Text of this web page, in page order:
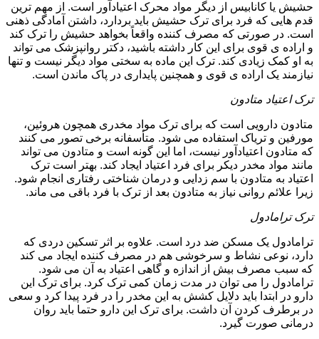
حشیش یا کانابیس از دیگر مواد محرک اعتیادآور است. از مهم ترین
قدم هایی که فرد برای ترک حشیش باید بردارد، داشتن آمادگی ذهنی
است. در صورتی که مصرف کننده واقعاً بخواهد حشیش را ترک کند
و اراده ی قوی برای این کار داشته باشید، دکتر روانپزشک می تواند
به او کمک زیادی کند. ترک این ماده به سختی مواد دیگر نیست و تنها
نیازمند یک اراده ی قوی و همچنین پایداری در پاک ماندن است.
ترک اعتیاد متادون
متادون دارویی است که برای ترک مواد مخدری همچون هروئین،
مورفین و تریاک استفاده می شود. متأسفانه برخی تصور می کنند
که متادون اعتیادآور نیست، اما این گونه است و متادون می تواند
مانند مواد مخدر دیکر برای فرد اعتیاد ایجاد کند. بهتر است ترک
اعتیاد به متادون با سم زدایی و درمان شناختی رفتاری انجام شود.
زیرا علائم روانی نیاز به متادون بعد از ترک با فرد باقی می ماند.
ترک ترامادول
ترامادول یک مسکن ضد درد است. علاوه بر اثر تسکین دردی که
دارد، نوعی نشاط و سرخوشی هم در مصرف کننده ایجاد می کند
که سبب مصرف بیش از اندازه و گاهی اعتیاد به آن می شود.
ترامادول را می توان در مدت زمان کمی ترک کرد. برای ترک این
دارو در ابتدا باید دلایل کشش به این مخدر را در فرد پیدا کرد و سعی
در برطرف کردن آن داشت. برای ترک این دارو حتما باید روان
درمانی صورت گیرد.